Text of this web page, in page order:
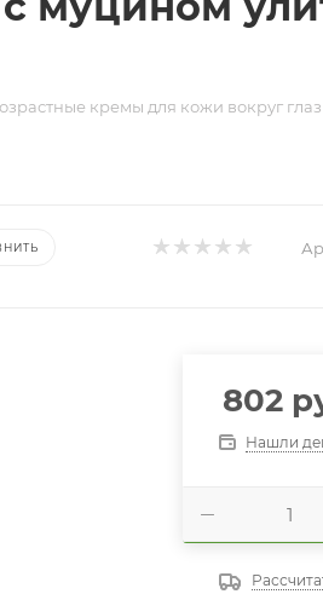
кремы для кожи вокруг глаз
802
Нашли